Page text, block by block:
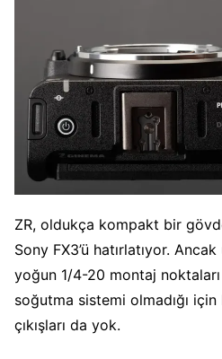
ZR, oldukça kompakt bir
Sony FX3’ü hatırlatıyor.
yoğun 1/4-20 montaj
soğutma sistemi olmadığı için
çıkışları da yok.